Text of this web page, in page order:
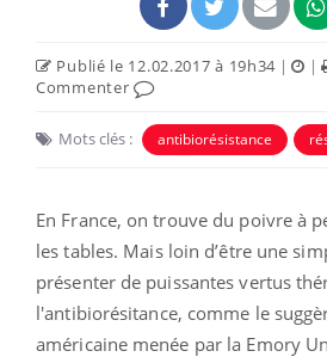
Publié le 12.02.2017 à 19h34 | |
Commenter
Mots clés : antibiorésistance
En France, on trouve du poivre à
les tables. Mais loin d’être une
présenter de puissantes vertus
l'antibiorésitance, comme le
américaine menée par la Emory